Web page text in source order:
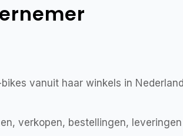
vanuit haar winkels in
verkopen, bestellingen,